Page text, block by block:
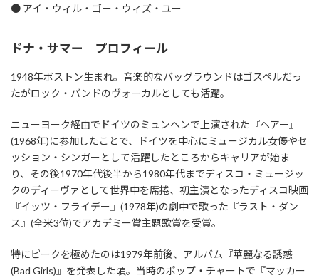
● アイ・ウィル・ゴー・ウィズ・ユー
ドナ・サマー プロフィール
1948年ボストン生まれ。音楽的なバッグラウンドはゴスペルだっ
たがロック・バンドのヴォーカルとしても活躍。
ニューヨーク経由でドイツのミュンヘンで上演された『ヘアー』
(1968年)に参加したことで、ドイツを中心にミュージカル女優やセ
ッション・シンガーとして活躍したところからキャリアが始ま
り、その後1970年代後半から1980年代までディスコ・ミュージッ
クのディーヴァとして世界中を席捲、初主演となったディスコ映画
『イッツ・フライデー』(1978年)の劇中で歌った『ラスト・ダン
ス』(全米3位)でアカデミー賞主題歌賞を受賞。
特にピークを極めたのは1979年前後、アルバム『華麗なる誘惑
(Bad Girls)』を発表した頃。当時のポップ・チャートで『マッカー